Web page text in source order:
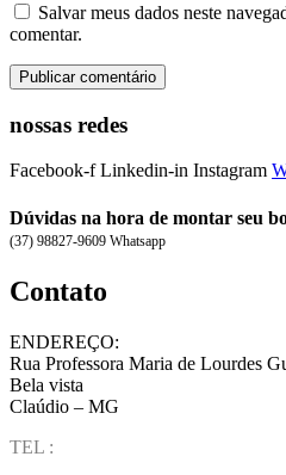
Salvar meus dados neste
comentar.
nossas redes
Facebook-f Linkedin-in Instagram
Dúvidas na hora de montar seu
(37) 98827-9609 Whatsapp
Contato
ENDEREÇO:
Rua Professora Maria de Lourdes
Bela vista
Claúdio – MG
TEL :